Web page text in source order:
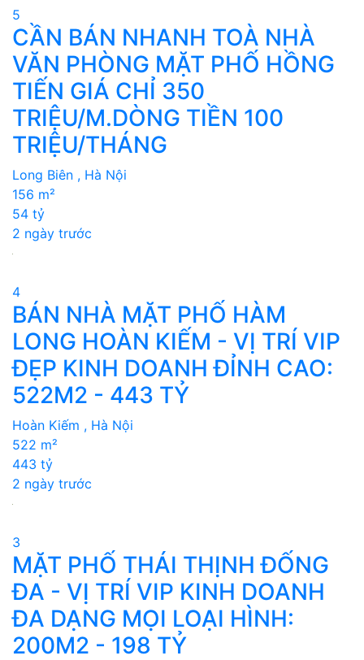
5
CẦN BÁN NHANH TOÀ NHÀ
VĂN PHÒNG MẶT PHỐ HỒNG
TIẾN GIÁ CHỈ 350
TRIỆU/M.DÒNG TIỀN 100
TRIỆU/THÁNG
Long Biên , Hà Nội
156 m²
54 tỷ
2 ngày trước
4
BÁN NHÀ MẶT PHỐ HÀM
LONG HOÀN KIẾM - VỊ TRÍ VIP
ĐẸP KINH DOANH ĐỈNH CAO:
522M2 - 443 TỶ
Hoàn Kiếm , Hà Nội
522 m²
443 tỷ
2 ngày trước
3
MẶT PHỐ THÁI THỊNH ĐỐNG
ĐA - VỊ TRÍ VIP KINH DOANH
ĐA DẠNG MỌI LOẠI HÌNH:
200M2 - 198 TỶ